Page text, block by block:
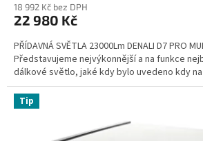
18 992 Kč bez DPH
22 980 Kč
PŘÍDAVNÁ SVĚTLA 23000Lm DENALI D7 PRO
Představujeme nejvýkonnější a na funkce
dálkové světlo, jaké kdy bylo uvedeno kdy na
Tip